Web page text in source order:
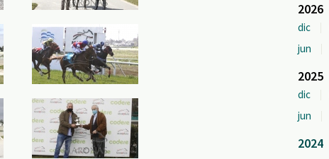
2026
dic
jun
2025
dic
jun
2024